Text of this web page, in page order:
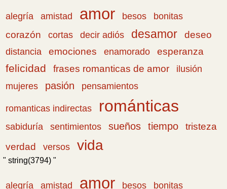
alegría amistad amor besos
bonitas
corazón
cortas decir adiós desamor deseo
distancia emociones enamorado esperanza
felicidad frases romanticas de amor
ilusión
mujeres
pasión pensamientos
romanticas indirectas románticas
sabiduría sentimientos sueños tiempo
tristeza
verdad
versos vida
" string(3794) "
alegría amistad amor besos bonitas